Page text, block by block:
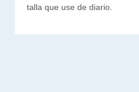
talla que use de diario.